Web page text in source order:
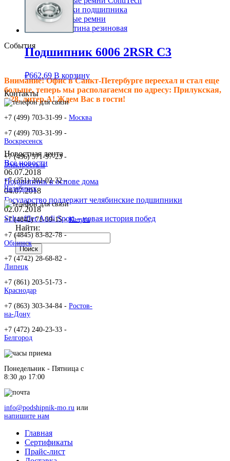
Сальники подшипника
Клиновые ремни
Техпластина резиновая
События
Внимание! Офис в Санкт-Петербурге переехал и стал еще
больше, теперь мы располагаемся по адресу: Прилукская,
д.28, литер.А! Ждем Вас в гости!
Новостная лента
Все новости
06.07.2018
Подшипник в основе дома
04.07.2018
Государство поддержит челябинские подшипники
02.07.2018
Schaeffler Audi Sport – новая история побед
Найти:
Подшипник 6006 2RSR C3
₽662.69 В корзину
Контакты
+7 (499) 703-31-99 - Москва
+7 (499) 703-31-99 -
Воскресенск
+7 (496) 571-97-23 -
Электросталь
+7 (351) 202-02-32 -
Челябинск
+7 (4842) 71-59-15 -Калуга
+7 (4845) 83-82-78 -
Обнинск
+7 (4742) 28-68-82 -
Липецк
+7 (861) 203-51-73 -
Краснодар
+7 (863) 303-34-84 - Ростов-
на-Дону
+7 (472) 240-23-33 -
Белгород
Понедельник - Пятница c
8:30 до 17:00
info@podshipnik-mo.ru или
напишите нам
Главная
Сертификаты
Прайс-лист